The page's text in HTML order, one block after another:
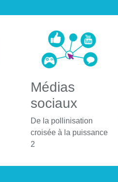
Médias
sociaux
De la pollinisation
croisée à la puissance
2